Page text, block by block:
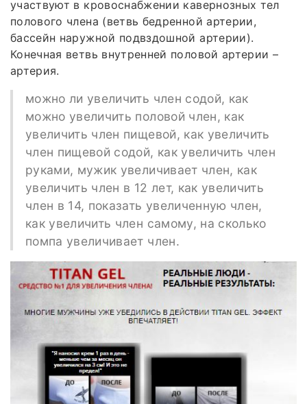
участвуют в кровоснабжении кавернозных тел
полового члена (ветвь бедренной артерии,
бассейн наружной подвздошной артерии).
Конечная ветвь внутренней половой артерии –
артерия.
можно ли увеличить член содой, как
можно увеличить половой член, как
увеличить член пищевой, как увеличить
член пищевой содой, как увеличить член
руками, мужик увеличивает член, как
увеличить член в 12 лет, как увеличить
член в 14, показать увеличенную член,
как увеличить член самому, на сколько
помпа увеличивает член.